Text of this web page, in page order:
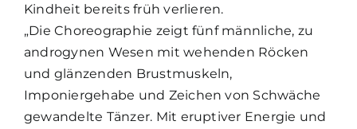
Kindheit bereits früh verlieren.
„Die Choreographie zeigt fünf männliche, zu
androgynen Wesen mit wehenden Röcken
und glänzenden Brustmuskeln,
Imponiergehabe und Zeichen von Schwäche
gewandelte Tänzer. Mit eruptiver Energie und